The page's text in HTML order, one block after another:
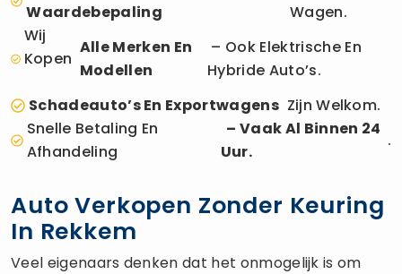
Waardebepaling
Wagen.
Wij
Kopen
Alle Merken En
Modellen
– Ook Elektrische En
Hybride Auto’s.
Schadeauto’s En ExportwagensZijn Welkom.
Snelle Betaling En
Afhandeling
– Vaak Al Binnen 24
Uur.
.
Auto Verkopen Zonder Keuring
In Rekkem
Veel eigenaars denken dat het onmogelijk is om